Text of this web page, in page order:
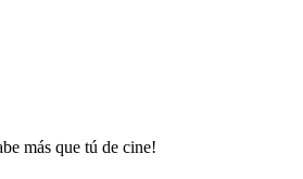
más que tú de cine!